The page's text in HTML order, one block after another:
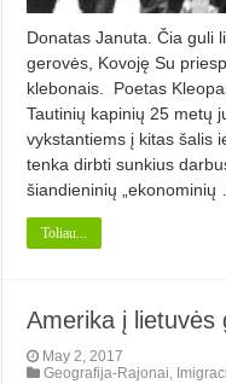
Donatas Januta. Čia guli
gerovės, Kovoję Su
klebonais. Poetas
Tautinių kapinių 25 metų
vykstantiems į kitas šalis
tenka dirbti sunkius
šiandieninių „ekonominių
Toliau...
Amerika į lietuvės
May 2, 2017
Geografija-Rajonai,